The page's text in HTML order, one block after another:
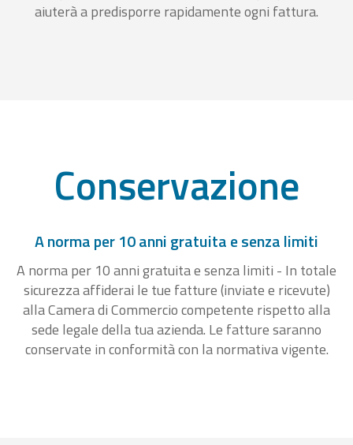
aiuterà a predisporre rapidamente ogni fattura.
Conservazione
A norma per 10 anni gratuita e senza limiti
A norma per 10 anni gratuita e senza limiti - In totale
sicurezza affiderai le tue fatture (inviate e ricevute)
alla Camera di Commercio competente rispetto alla
sede legale della tua azienda. Le fatture saranno
conservate in conformità con la normativa vigente.